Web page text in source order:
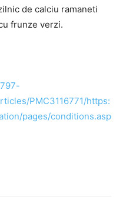
de calciu ramaneti
frunze verzi.
PMC3116771/https:
pages/conditions.asp